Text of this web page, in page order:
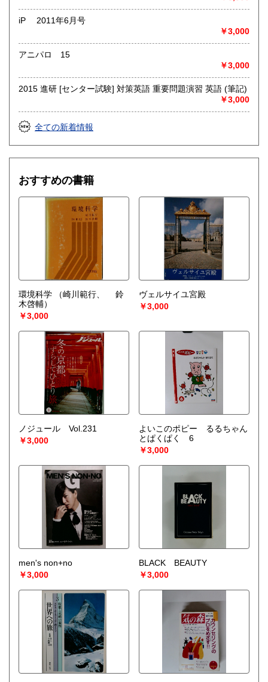
iP 2011年6月号
￥3,000
アニパロ 15
￥3,000
2015 進研 [センター試験] 対策英語 重要問題演習 英語 (筆記)
￥3,000
全ての新着情報
おすすめの書籍
環境科学
（崎川範行、 鈴
木啓輔）
￥3,000
ヴェルサイユ宮殿
￥3,000
ノジュール Vol.231
￥3,000
よいこのポピー るるちゃん
とぱくぱく 6
￥3,000
men's non+no
￥3,000
BLACK BEAUTY
￥3,000